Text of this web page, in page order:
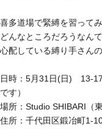
喜多道場で緊縛を習って
どんなところだろうなんて
心配している縛り手さん
日時：5月31日(日) 13-
です）
場所：Studio SHIBARI（
住所：千代田区鍛冶町1-